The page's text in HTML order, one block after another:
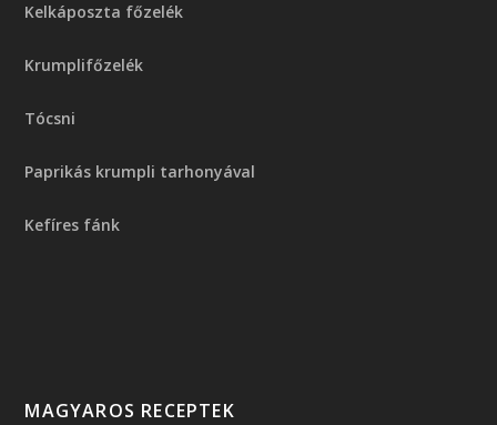
Kelkáposzta főzelék
Krumplifőzelék
Tócsni
Paprikás krumpli tarhonyával
Kefíres fánk
MAGYAROS RECEPTEK